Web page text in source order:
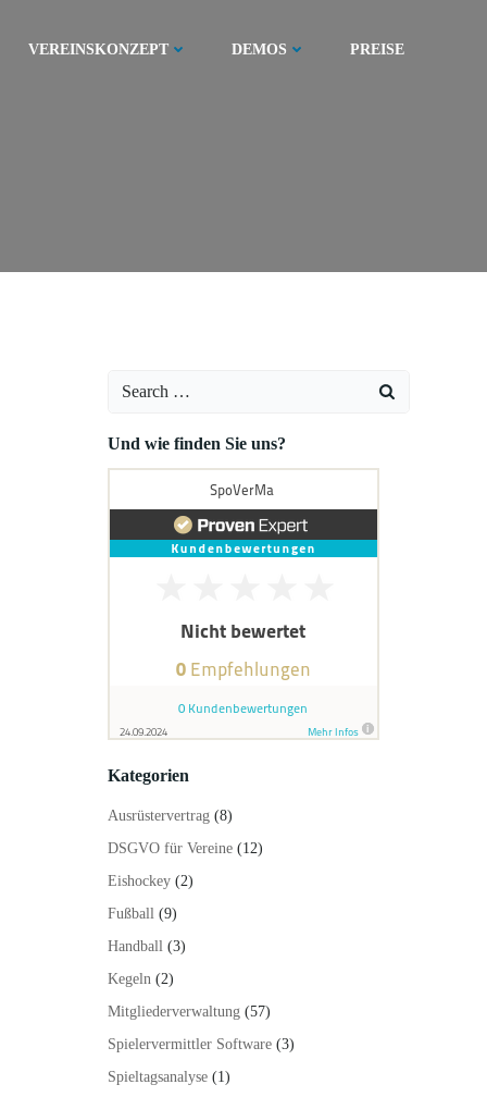
VEREINSKONZEPT DEMOS PREISE
Search
Und wie finden Sie uns?
Kategorien
Ausrüstervertrag (8)
DSGVO für Vereine (12)
Eishockey (2)
Fußball (9)
Handball (3)
Kegeln (2)
Mitgliederverwaltung (57)
Spielervermittler Software (3)
Spieltagsanalyse (1)